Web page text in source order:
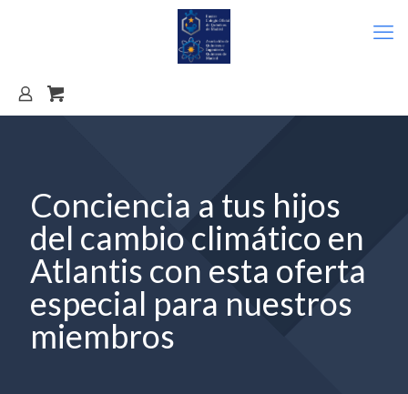
Conciencia a tus hijos
del cambio climático en
Atlantis con esta oferta
especial para nuestros
miembros